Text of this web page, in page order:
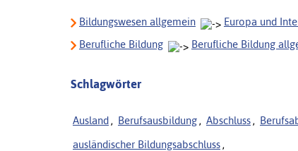
Bildungswesen allgemein
Europa und
Berufliche Bildung
Berufliche Bildung
Schlagwörter
Ausland , Berufsausbildung , Abschluss ,
ausländischer Bildungsabschluss ,